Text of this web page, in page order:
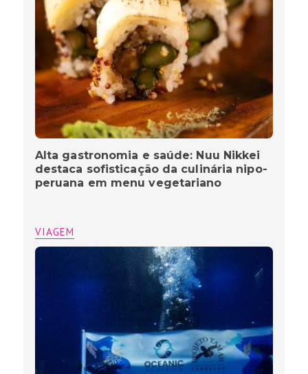
Alta gastronomia e saúde: Nuu Nikkei
destaca sofisticação da culinária nipo-
peruana em menu vegetariano
VIAGEM